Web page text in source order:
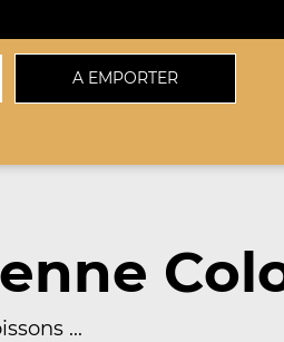
A EMPORTER
...